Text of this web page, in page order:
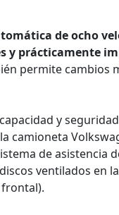
de ocho
y prácticamente
permite cambios
y
camioneta
de asistencia
ventilados en